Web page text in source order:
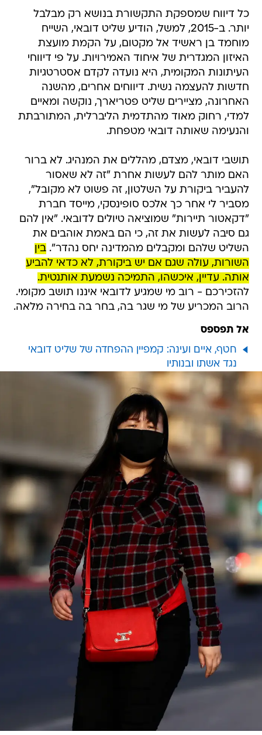
כל דיווח שמספקת התקשורת בנושא רק מבלבל
יותר. ב-2015, למשל, הודיע שליט דובאי, השייח
מוחמד בן ראשיד אל מקטום, על הקמת מועצת
האיזון המגדרית של איחוד האמירויות. על פי דיווחי
העיתונות המקומית, היא נועדה לקדם אסטרטגיות
חדשות להעצמה נשית. דיווחים אחרים, מהשנה
האחרונה, מציירים שליט פטריארך, נוקשה ומאיים
למדי, רחוק מאוד מהתדמית הליברלית, המתורבתת
והנעימה שאותה דובאי מטפחת.
תושבי דובאי, מצדם, מהללים את המנהיג. לא ברור
האם מותר להם לעשות אחרת "זה לא שאסור
להעביר ביקורת על השלטון, זה פשוט לא מקובל",
מסביר לי אחר כך אלכס סופינסקי, מייסד חברת
"דקאטור תיירות" שמוציאה טיולים לדובאי. "אין להם
גם סיבה לעשות את זה, כי הם באמת אוהבים את
השליט שלהם ומקבלים מהמדינה יחס נהדר".בין
השורות, עולה שגם אם יש ביקורת, לא כדאי להביע
אותה. עדיין, איכשהו, התמיכה נשמעת אותנטית.
להזכירכם - רוב מי שמגיע לדובאי איננו תושב מקומי.
הרוב המכריע של מי שגר בה, בחר בה בחירה מלאה.
אל תפספס
חטף, איים ועינה: קמפיין ההפחדה של שליט דובאי
נגד אשתו ובנותיו